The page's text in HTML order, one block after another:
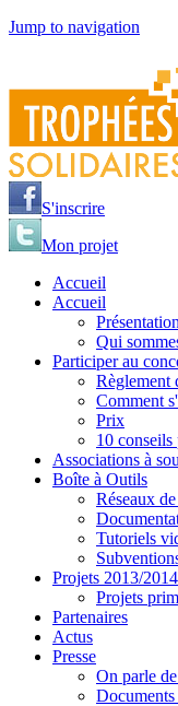
Jump to navigation
S'inscrire
Mon projet
Accueil
Accueil
Présentation
Qui
Participer au
Règlement
Comment
Prix
10 conseils
Associations à
Boîte à Outils
Réseaux
Tutoriels
Projets 2013/2014
Projets
Partenaires
Actus
Presse
On parle
Documents